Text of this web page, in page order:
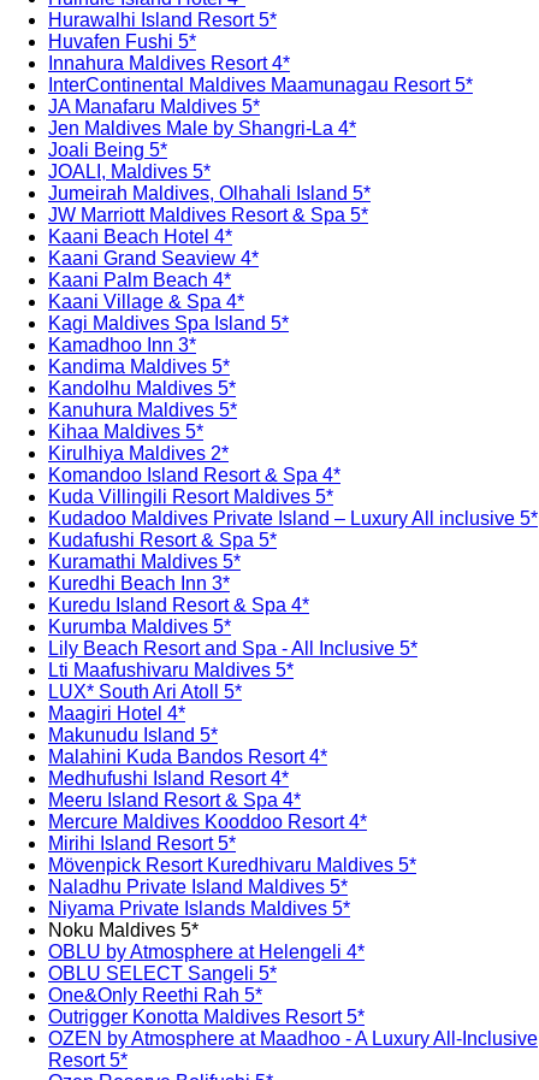
Hurawalhi Island Resort 5*
Huvafen Fushi 5*
Innahura Maldives Resort 4*
InterContinental Maldives Maamunagau Resort 5*
JA Manafaru Maldives 5*
Jen Maldives Male by Shangri-La 4*
Joali Being 5*
JOALI, Maldives 5*
Jumeirah Maldives, Olhahali Island 5*
JW Marriott Maldives Resort & Spa 5*
Kaani Beach Hotel 4*
Kaani Grand Seaview 4*
Kaani Palm Beach 4*
Kaani Village & Spa 4*
Kagi Maldives Spa Island 5*
Kamadhoo Inn 3*
Kandima Maldives 5*
Kandolhu Maldives 5*
Kanuhura Maldives 5*
Kihaa Maldives 5*
Kirulhiya Maldives 2*
Komandoo Island Resort & Spa 4*
Kuda Villingili Resort Maldives 5*
Kudadoo Maldives Private Island – Luxury All inclusive 5*
Kudafushi Resort & Spa 5*
Kuramathi Maldives 5*
Kuredhi Beach Inn 3*
Kuredu Island Resort & Spa 4*
Kurumba Maldives 5*
Lily Beach Resort and Spa - All Inclusive 5*
Lti Maafushivaru Maldives 5*
LUX* South Ari Atoll 5*
Maagiri Hotel 4*
Makunudu Island 5*
Malahini Kuda Bandos Resort 4*
Medhufushi Island Resort 4*
Meeru Island Resort & Spa 4*
Mercure Maldives Kooddoo Resort 4*
Mirihi Island Resort 5*
Mӧvenpick Resort Kuredhivaru Maldives 5*
Naladhu Private Island Maldives 5*
Niyama Private Islands Maldives 5*
Noku Maldives 5*
OBLU by Atmosphere at Helengeli 4*
OBLU SELECT Sangeli 5*
One&Only Reethi Rah 5*
Outrigger Konotta Maldives Resort 5*
OZEN by Atmosphere at Maadhoo - A Luxury All-Inclusive
Resort 5*